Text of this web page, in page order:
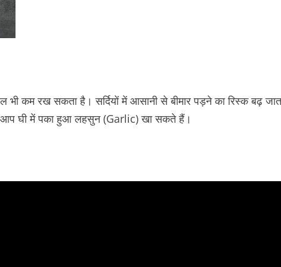
कम रख सकता है। सर्दियों में आसानी से बीमार पड़ने का रिस्क बढ़
आप घी में पका हुआ लहसुन (Garlic) खा सकते हैं।